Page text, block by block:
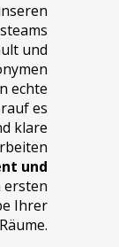
und
echte
es
klare
und
ersten
Ihrer